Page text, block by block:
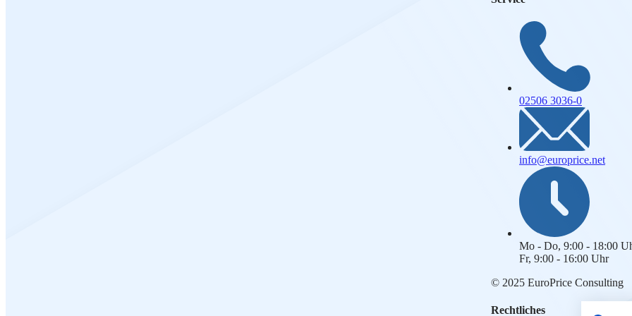
02506 3036-0
info@europrice.net
Mo - Do, 9:00 - 18:00
Fr, 9:00 - 16:00 Uhr
© 2025 EuroPrice Consulting
Rechtliches